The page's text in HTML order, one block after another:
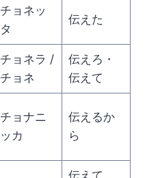
チョネッ
タ
伝えた
チョネラ /
チョネ
伝えろ・
伝えて
チョナニ
ッカ
伝えるか
ら